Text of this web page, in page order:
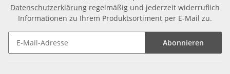
Datenschutzerklärung regelmäßig und jederzeit widerruflich
Informationen zu Ihrem Produktsortiment per E-Mail zu.
Abonnieren